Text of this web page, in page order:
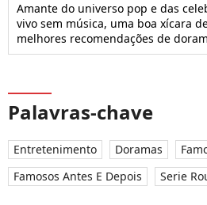
Amante do universo pop e das
vivo sem música, uma boa xícara
melhores recomendações de
Palavras-chave
Entretenimento Doramas
Famosos Antes E Depois
Serie